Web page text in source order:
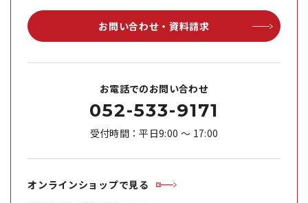
お問い合わせ・資料請求
お電話でのお問い合わせ
052-533-9171
受付時間：平日9:00 ～ 17:00
オンラインショップで見る